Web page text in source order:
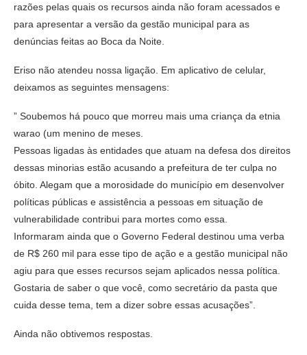
razões pelas quais os recursos ainda não foram acessados e
para apresentar a versão da gestão municipal para as
denúncias feitas ao Boca da Noite.
Eriso não atendeu nossa ligação. Em aplicativo de celular,
deixamos as seguintes mensagens:
” Soubemos há pouco que morreu mais uma criança da etnia
warao (um menino de meses.
Pessoas ligadas às entidades que atuam na defesa dos direitos
dessas minorias estão acusando a prefeitura de ter culpa no
óbito. Alegam que a morosidade do município em desenvolver
políticas públicas e assistência a pessoas em situação de
vulnerabilidade contribui para mortes como essa.
Informaram ainda que o Governo Federal destinou uma verba
de R$ 260 mil para esse tipo de ação e a gestão municipal não
agiu para que esses recursos sejam aplicados nessa política.
Gostaria de saber o que você, como secretário da pasta que
cuida desse tema, tem a dizer sobre essas acusações”.
Ainda não obtivemos respostas.